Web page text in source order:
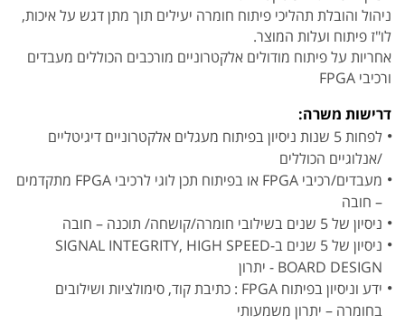
ניהול והובלת תהליכי פיתוח חומרה יעילים תוך מתן דגש על איכות,
לו"ז פיתוח ועלות המוצר.
אחריות על פיתוח מודולים אלקטרוניים מורכבים הכוללים מעבדים
ורכיבי FPGA
דרישות משרה:
לפחות 5 שנות ניסיון בפיתוח מעגלים אלקטרוניים דיגיטליים
/אנלוגיים הכוללים
מעבדים/רכיבי FPGA או בפיתוח תכן לוגי לרכיבי FPGA מתקדמים
– חובה
ניסיון של 5 שנים בשילובי חומרה/קושחה/ תוכנה – חובה
ניסיון של 5 שנים ב-SIGNAL INTEGRITY, HIGH SPEED
BOARD DESIGN - יתרון
ידע וניסיון בפיתוח FPGA : כתיבת קוד, סימולציות ושילובים
בחומרה – יתרון משמעותי